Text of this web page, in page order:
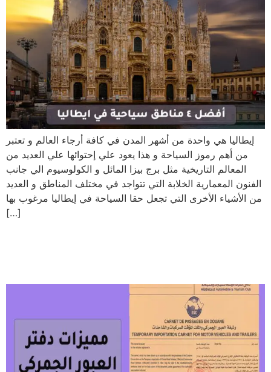
إيطاليا هي واحدة من أشهر المدن في كافة أرجاء العالم و تعتبر
من أهم رموز السياحة و هذا يعود علي إحتوائها علي العديد من
المعالم التاريخية مثل برج بيزا المائل و الكولوسيوم الي جانب
الفنون المعمارية الخلابة التي تتواجد في مختلف المناطق و العديد
من الأشياء الأخرى التي تجعل حقا السياحة في إيطاليا مرغوب بها
[…]